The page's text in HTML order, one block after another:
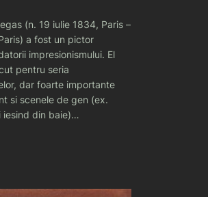
(n. 19 iulie 1834, Paris –
a fost un pictor
impresionismului. El
pentru seria
dar foarte importante
si scenele de gen (ex.
iesind din baie)…